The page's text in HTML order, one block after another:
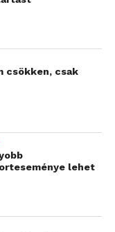
csökken, csak
lehet